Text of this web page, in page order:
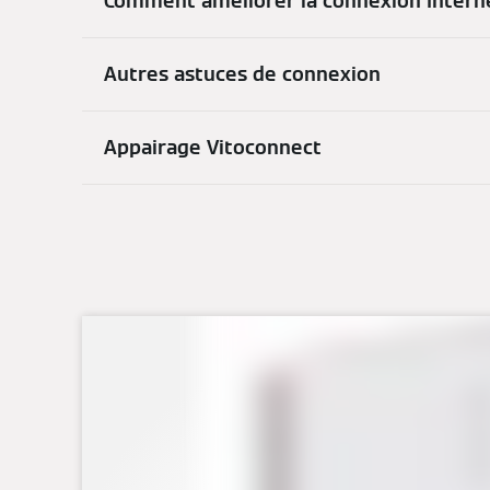
Autres astuces de connexion
Appairage Vitoconnect